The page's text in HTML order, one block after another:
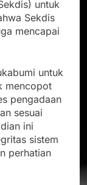
untuk
Sekdis
mencapai
untuk
mencopot
pengadaan
sesuai
ini
sistem
perhatian